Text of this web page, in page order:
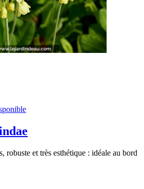
robuste et très esthétique : idéale au bord